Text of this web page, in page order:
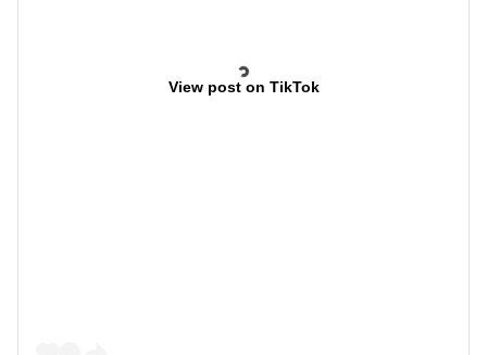
View post on TikTok